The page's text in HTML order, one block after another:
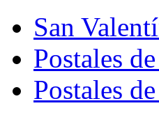
San
Postales
Postales